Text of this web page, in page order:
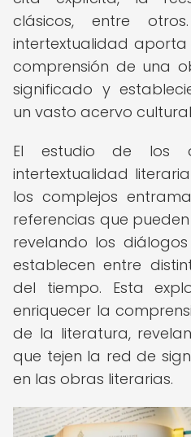
clásicos, entre
intertextualidad
comprensión de una
significado y
un vasto acervo
El estudio de los
intertextualidad
los complejos
referencias que
revelando los
establecen entre
del tiempo. Esta
enriquecer la
de la literatura,
que tejen la red de
en las obras literarias.